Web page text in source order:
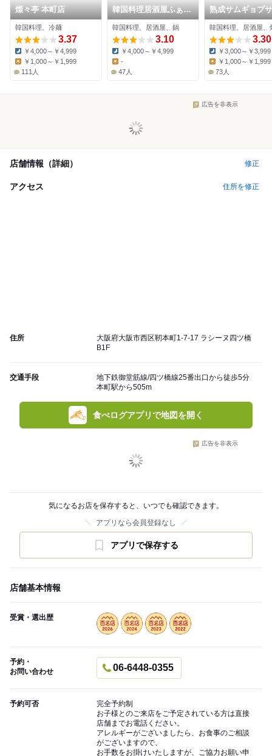
燦々亭 本町店
韓国料理、冷麺
3.37
Dinner:
￥4,000～￥4,999
￥1,000～￥1,999
111人
韓国料理居酒屋ふぁじ
ゃ家
韓国料理、居酒屋、鍋
3.10
Dinner:
￥4,000～￥4,999
Lunch:
-
47人
熟成サムギョプ
門店 コソバン
韓国料理、居酒屋、
3.30
Dinner:
￥3,000～￥3,999
Lunch:
￥1,000～￥1,999
73人
広告を非表示
店舗情報（詳細） 修正
アクセス 住所を修正
住所
大阪府大阪市西区靭本町1-7-17 ラシーヌ四ツ橋
B1F
交通手段
地下鉄御堂筋線/四ツ橋線25番出口から徒歩5分
本町駅から505m
食べログアプリで地図を開く
広告を非表示
気になるお店を保存すると、いつでも確認できます。
アプリなら会員登録なし
アプリで保存する
店舗基本情報
受賞・選出歴
予約・
お問い合わせ
06-6448-0355
予約可否
完全予約制
お子様とのご来店をご予定されている方は直接
店舗までお電話ください。
アレルギーがございましたら、お食事のご相談
がございますので、
お手数をお掛けいたしますが、ご協力お願い申